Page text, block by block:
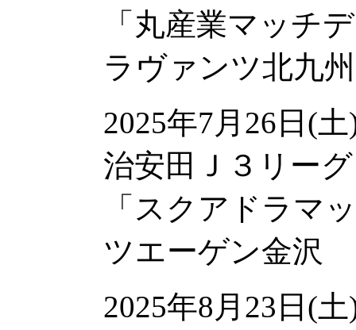
「丸産業マッチ
ラヴァンツ北九州
2025年7月26日(
治安田Ｊ３リー
「スクアドラマ
ツエーゲン金沢
2025年8月23日(